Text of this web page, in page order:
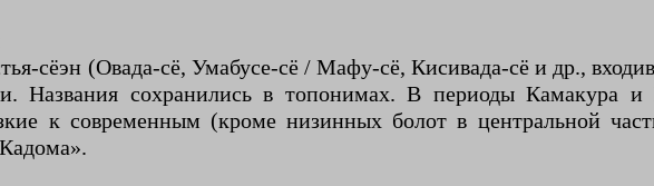
сёэн (Овада-сё, Умабусе-сё / Мафу-сё, Кисивада-сё и др.,
Названия сохранились в топонимах. В периоды Камакура и
к современным (кроме низинных болот в центральной